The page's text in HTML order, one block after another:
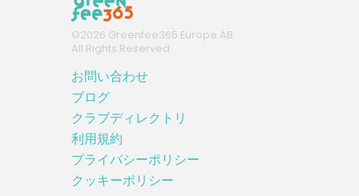
©2026 Greenfee365 Europe AB.
All Rights Reserved
お問い合わせ
ブログ
クラブディレクトリ
利用規約
プライバシーポリシー
クッキーポリシー